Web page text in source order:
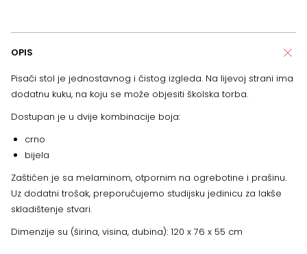
OPIS
Pisači stol je jednostavnog i čistog izgleda. Na lijevoj strani ima
dodatnu kuku, na koju se može objesiti školska torba.
Dostupan je u dvije kombinacije boja:
crno
bijela
Zaštićen je sa melaminom, otpornim na ogrebotine i prašinu.
Uz dodatni trošak, preporučujemo studijsku jedinicu za lakše
skladištenje stvari.
Dimenzije su (širina, visina, dubina): 120 x 76 x 55 cm